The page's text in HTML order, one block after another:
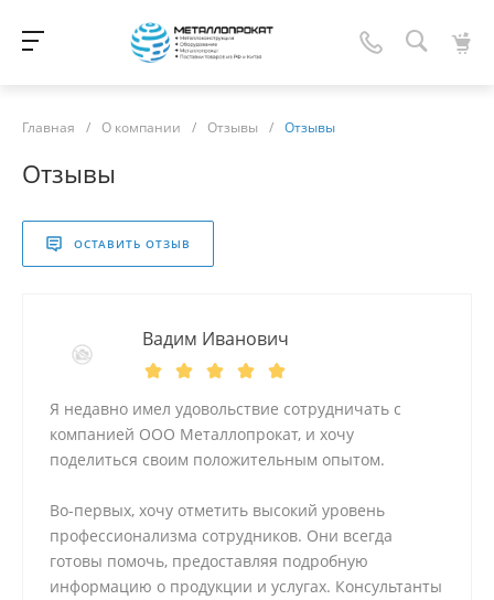
Главная / О компании / Отзывы / Отзывы
Отзывы
ОСТАВИТЬ ОТЗЫВ
Вадим Иванович
Я недавно имел удовольствие сотрудничать с
компанией ООО Металлопрокат, и хочу
поделиться своим положительным опытом.
Во-первых, хочу отметить высокий уровень
профессионализма сотрудников. Они всегда
готовы помочь, предоставляя подробную
информацию о продукции и услугах. Консультанты